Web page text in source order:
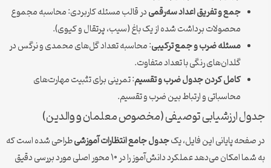
جمع و تفریق اعداد سه‌رقمیدر قالب مسئله کاربردی: محاسبه مجموع
محصولات برداشت شده از یک باغ (سیب، پرتقال و کیوی).
مسئله ضرب و جمع ترکیبی: محاسبه تعداد گل‌های محمدی و نرگس در
گلدان‌های رنگی با تعداد متفاوت.
کامل کردن جدول ضرب و تقسیم: تمرینی برای تثبیت مهارت‌های
محاسباتی و ارتباط بین ضرب و تقسیم.
جدول ارزشیابی توصیفی (مخصوص معلمان و والدین)
در صفحه پایانی این فایل، یکجدول جامع انتظارات آموزشیطراحی شده است که
به شما امکان می‌دهد عملکرد دانش‌آموز را در ۱۰ محور اصلی مورد بررسی دقیق